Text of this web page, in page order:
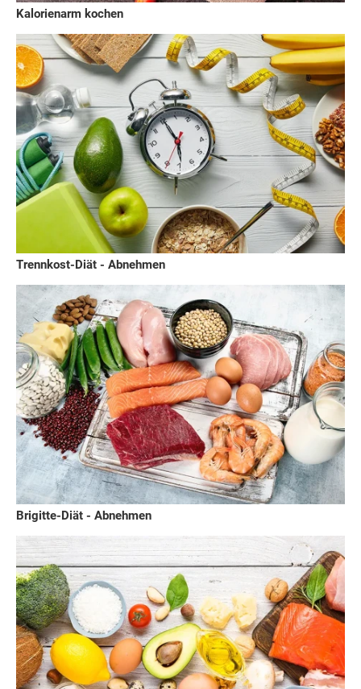
Kalorienarm kochen
Trennkost-Diät - Abnehmen
Brigitte-Diät - Abnehmen